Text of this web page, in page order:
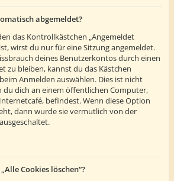
abgemeldet?
das Kontrollkästchen „Angemeldet
wirst du nur für eine Sitzung angemeldet.
deines Benutzerkontos durch einen
zu bleiben, kannst du das Kästchen
Anmelden auswählen. Dies ist nicht
du dich an einem öffentlichen Computer,
befindest. Wenn diese Option
dann wurde sie vermutlich von der
Cookies löschen“?